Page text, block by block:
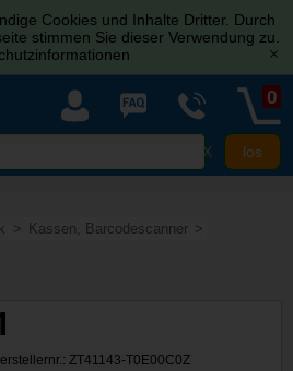
Cookies und Inhalte Dritter. Durch
stimmen Sie dieser Verwendung zu.
[x]
X
0
Kassen, Barcodescanner
ZT41143-T0E00C0Z